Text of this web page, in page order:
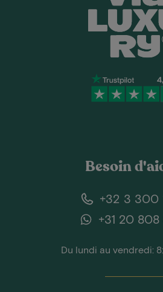
Besoin
+32 3 300
+31 20
Du lundi au vendredi: